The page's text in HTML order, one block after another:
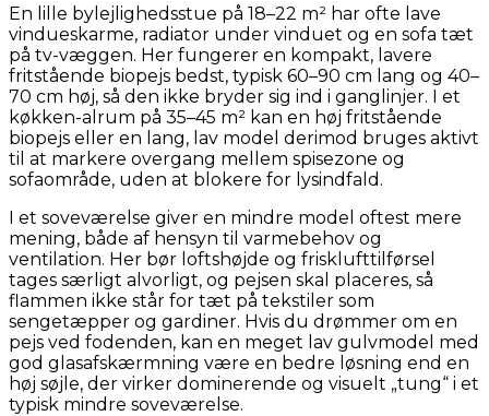
En lille bylejlighedsstue på 18–22 m² har ofte lave
vindueskarme, radiator under vinduet og en sofa tæt
på tv-væggen. Her fungerer en kompakt, lavere
fritstående biopejs bedst, typisk 60–90 cm lang og 40–
70 cm høj, så den ikke bryder sig ind i ganglinjer. I et
køkken-alrum på 35–45 m² kan en høj fritstående
biopejs eller en lang, lav model derimod bruges aktivt
til at markere overgang mellem spisezone og
sofaområde, uden at blokere for lysindfald.
I et soveværelse giver en mindre model oftest mere
mening, både af hensyn til varmebehov og
ventilation. Her bør loftshøjde og frisklufttilførsel
tages særligt alvorligt, og pejsen skal placeres, så
flammen ikke står for tæt på tekstiler som
sengetæpper og gardiner. Hvis du drømmer om en
pejs ved fodenden, kan en meget lav gulvmodel med
god glasafskærmning være en bedre løsning end en
høj søjle, der virker dominerende og visuelt „tung“ i et
typisk mindre soveværelse.